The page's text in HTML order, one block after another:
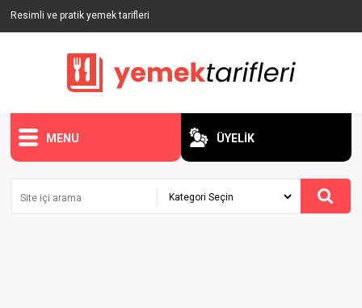
Resimli ve pratik yemek tarifleri
MENU ÜYELİK